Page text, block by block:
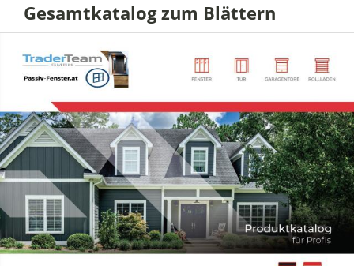
Gesamtkatalog zum Blättern